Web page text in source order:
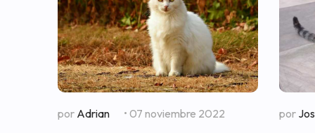
por Adrian • 07 noviembre 2022 por